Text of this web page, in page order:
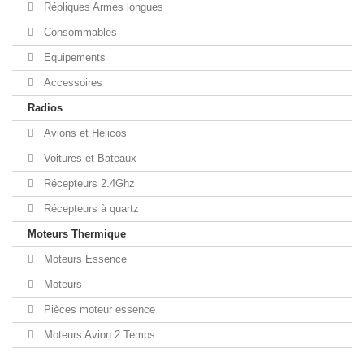
Répliques Armes longues
Consommables
Equipements
Accessoires
Radios
Avions et Hélicos
Voitures et Bateaux
Récepteurs 2.4Ghz
Récepteurs à quartz
Moteurs Thermique
Moteurs Essence
Moteurs
Pièces moteur essence
Moteurs Avion 2 Temps